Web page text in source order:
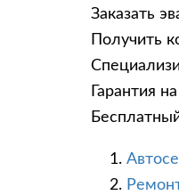
Заказать
Получить
Гарантия